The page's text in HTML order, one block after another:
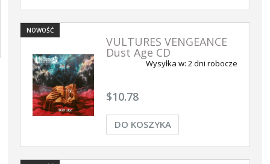
VULTURES VENGEANCE
Dust Age CD
Wysyłka w: 2 dni robocze
$10.78
DO KOSZYKA
NOWOŚĆ